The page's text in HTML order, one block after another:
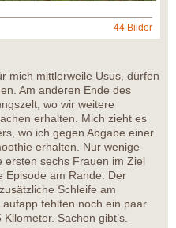
44 Bilder
mich mittlerweile Usus, dürfen
Am anderen Ende des
wo wir weitere
erhalten. Mich zieht es
wo ich gegen Abgabe einer
erhalten. Nur wenige
ersten sechs Frauen im Ziel
Episode am Rande: Der
Schleife am
fehlten noch ein paar
Sachen gibt’s.